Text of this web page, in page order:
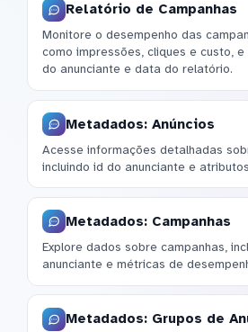
Relatório de Campanhas
Monitore o desempenho das
como impressões, cliques e custo,
do anunciante e data do relatório.
Metadados: Anúncios
Acesse informações detalhadas
incluindo id do anunciante e
Metadados: Campanhas
Explore dados sobre campanhas,
anunciante e métricas de
Metadados: Grupos de